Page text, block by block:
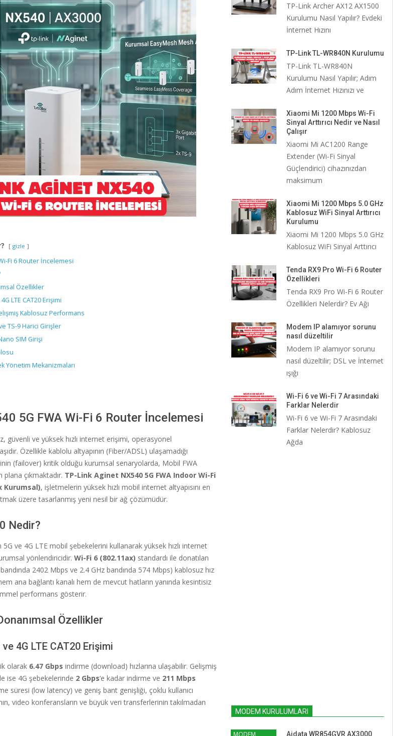
gizle
Fi 6 Router İncelemesi
Özellikler
LTE CAT20 Erişimi
Kablosuz Performans
TS-9 Harici Girişler
SIM Girişi
Yönetim Mekanizmaları
5G FWA Wi-Fi 6 Router İncelemesi
güvenli ve yüksek hızlı internet erişimi, operasyonel
Özellikle kablolu altyapının (Fiber/ADSL) ulaşamadığı
(failover) kritik olduğu kurumsal senaryolarda, Mobil FWA
çıkmaktadır. TP-Link Aginet NX540 5G FWA Indoor Wi-Fi
Kurumsal), işletmelerin yüksek hızlı mobil internet altyapısını en
üzere tasarlanmış yeni nesil bir ağ çözümüdür.
Nedir?
ve 4G LTE mobil şebekelerini kullanarak yüksek hızlı internet
yönlendiricidir. Wi-Fi 6 (802.11ax) standardı ile donatılan
2402 Mbps ve 2.4 GHz bandında 574 Mbps) kablosuz hız
ana bağlantı kanalı hem de mevcut hatların yanında kesintisiz
performans gösterir.
Özellikler
ve 4G LTE CAT20 Erişimi
olarak 6.47 Gbps indirme (download) hızlarına ulaşabilir. Gelişmiş
ise 4G şebekelerinde 2 Gbps‘e kadar indirme ve 211 Mbps
süresi (low latency) ve geniş bant genişliği, çoklu kullanıcı
video konferansların ve büyük veri transferlerinin takılmadan
TP-Link Archer AX12 AX1500
Kurulumu Nasıl Yapılır? Evdeki
İnternet Hızını
TP-Link TL-WR840N Kurulumu
TP-Link TL-WR840N
Kurulumu Nasıl Yapılır; Adım
Adım İnternet Hızınızı ve
Xiaomi Mi 1200 Mbps Wi-Fi
Sinyal Arttırıcı Nedir ve Nasıl
Çalışır
Xiaomi Mi AC1200 Range
Extender (Wi-Fi Sinyal
Güçlendirici) cihazınızdan
maksimum
Xiaomi Mi 1200 Mbps 5.0 GHz
Kablosuz WiFi Sinyal Arttırıcı
Kurulumu
Xiaomi Mi 1200 Mbps 5.0 GHz
Kablosuz WiFi Sinyal Arttırıcı
Tenda RX9 Pro Wi-Fi 6 Router
Özellikleri
Tenda RX9 Pro Wi-Fi 6 Router
Özellikleri Nelerdir? Ev Ağı
Modem IP alamıyor sorunu
nasıl düzeltilir
Modem IP alamıyor sorunu
nasıl düzeltilir; DSL ve İnternet
ışığı
Wi-Fi 6 ve Wi-Fi 7 Arasındaki
Farklar Nelerdir
Wi-Fi 6 ve Wi-Fi 7 Arasındaki
Farklar Nelerdir? Kablosuz
Ağda
MODEM KURULUMLARI
MODEM Aidata WR854GVR AX3000